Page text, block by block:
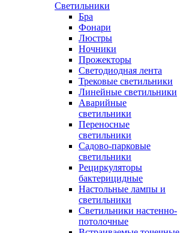
Светильники
Бра
Фонари
Люстры
Ночники
Прожекторы
Светодиодная лента
Трековые светильники
Линейные светильники
Аварийные
светильники
Переносные
светильники
Садово-парковые
светильники
Рециркуляторы
бактерицидные
Настольные лампы и
светильники
Светильники настенно-
потолочные